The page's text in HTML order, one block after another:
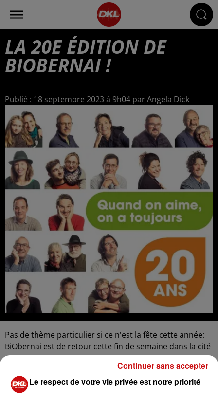
LA 20E ÉDITION DE
BIOBERNAI !
Publié : 18 septembre 2023 à 9h04 par Angela Dick
Pas de thème particulier si ce n'est la fête cette année:
BiObernai est de retour cette fin de semaine dans la cité
natale de sainte Odile.
C'est la 20e édition, alors elle sera "joyeuse et pleine de
surprises".Le respect de votre vie privée est notre priorité
Continuer sans accepter